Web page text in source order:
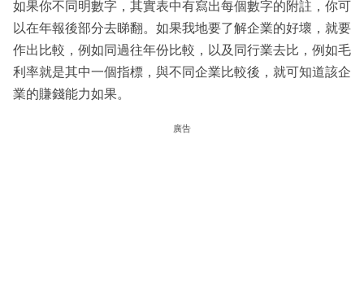
如果你不同明數字，其實表中有寫出每個數字的附註，你可
以在年報後部分去睇翻。如果我地要了解企業的好壞，就要
作出比較，例如同過往年份比較，以及同行業去比，例如毛
利率就是其中一個指標，與不同企業比較後，就可知道該企
業的賺錢能力如果。
廣告